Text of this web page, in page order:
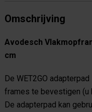
Omschrijving
Avodesch
cm
De WET2GO
frames te bevestigen (u
De adapterpad kan